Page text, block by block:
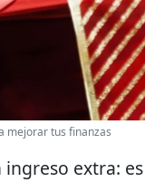
mejorar tus finanzas
ingreso extra: